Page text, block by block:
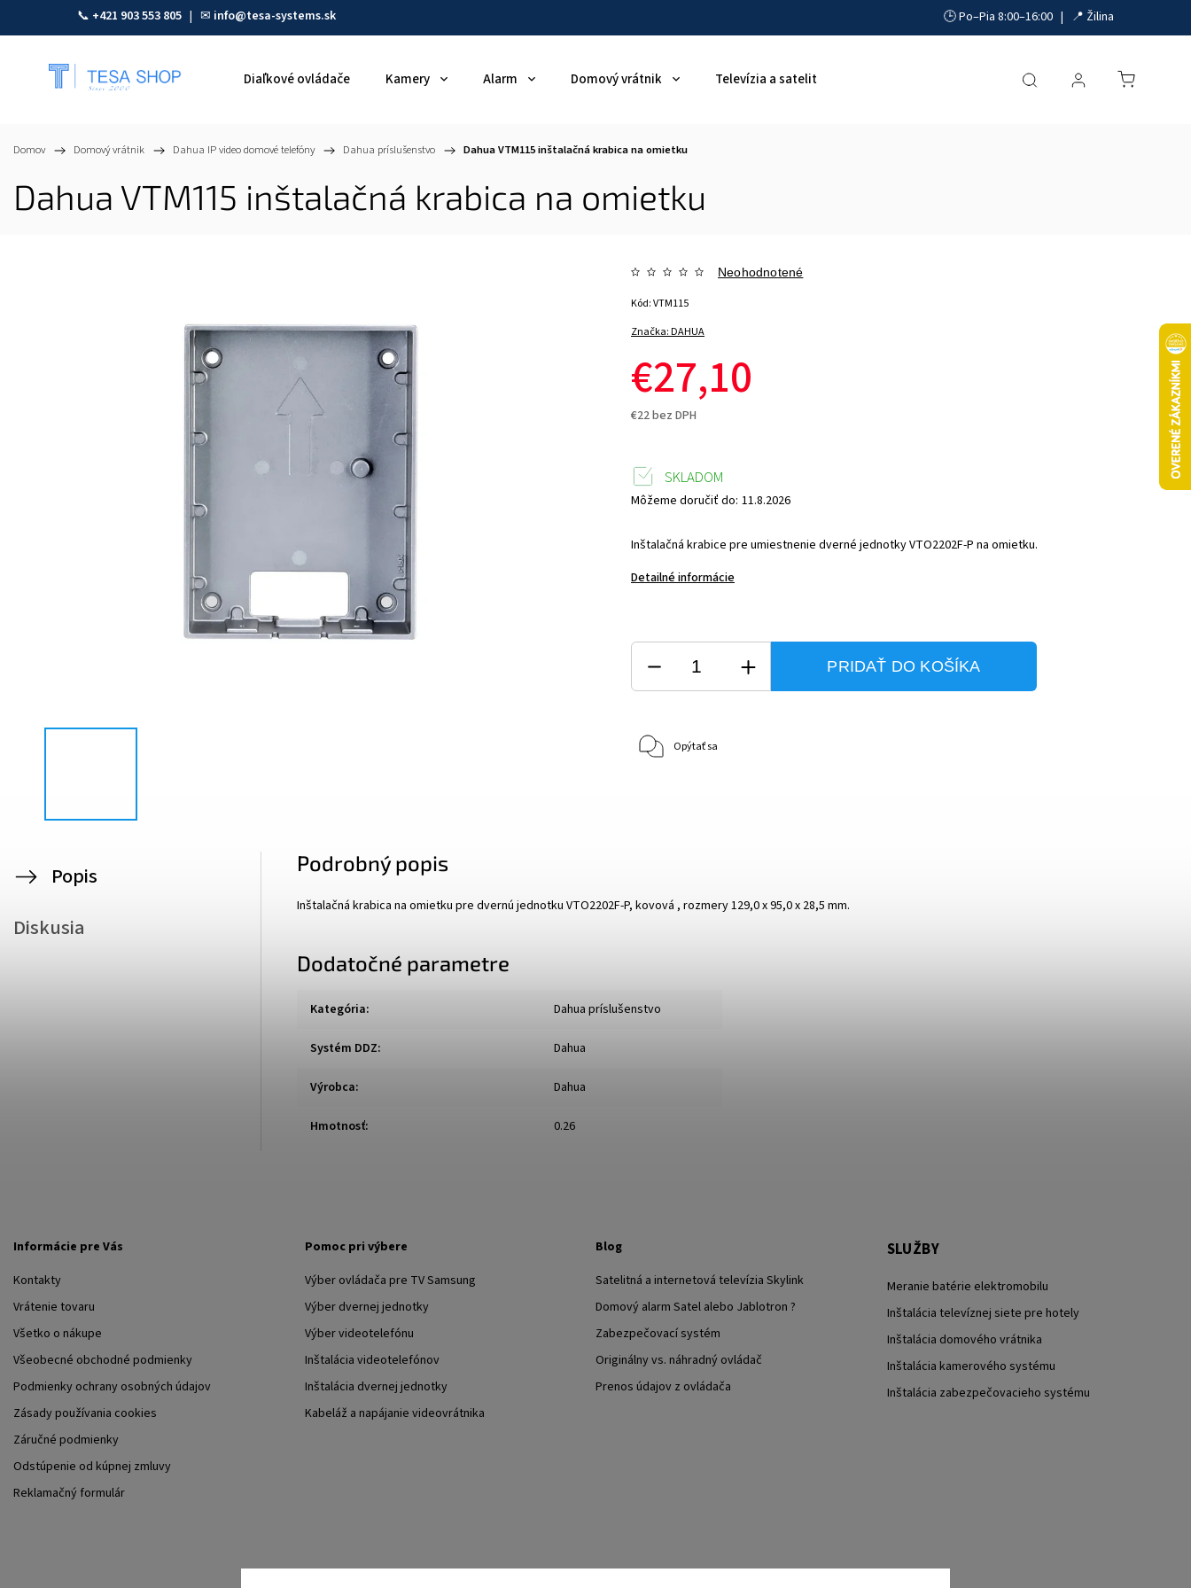
📞 +421 903 553 805 | ✉ info@tesa-systems.sk 🕒 Po–Pia 8:00–16:00 | 📍 Žilina
Diaľkové ovládače Kamery Alarm Domový vrátnik Televízia a satelit Akumulátory, UPS a zdroje Parkovacie systémy
Domov / Domový vrátnik / Dahua IP video domové telefóny / Dahua príslušenstvo / Dahua VTM115 inštalačná krabica na omietku
Dahua VTM115 inštalačná krabica na omietku
Značka:DAHUA
Neohodnotené
€27,10
€22 bez DPH
Kód:VTM115
Inštalačná krabice pre umiestnenie dverné jednotky VTO2202F-P na omietku.
Detailné informácie
SKLADOM
Môžeme doručiť do: 11.8.2026
PRIDAŤ DO KOŠÍKA
Opýtať sa
Popis
Diskusia
Podrobný popis
Inštalačná krabica na omietku pre dvernú jednotku VTO2202F-P, kovová , rozmery 129,0 x 95,0 x 28,5 mm.
Dodatočné parametre
Kategória: Dahua príslušenstvo
Systém DDZ: Dahua
Výrobca: Dahua
Hmotnosť: 0.26
Informácie pre Vás
Kontakty
Vrátenie tovaru
Všetko o nákupe
Všeobecné obchodné podmienky
Podmienky ochrany osobných údajov
Zásady používania cookies
Záručné podmienky
Odstúpenie od kúpnej zmluvy
Reklamačný formulár
Pomoc pri výbere
Výber ovládača pre TV Samsung
Výber dvernej jednotky
Výber videotelefónu
Inštalácia videotelefónov
Inštalácia dvernej jednotky
Kabeláž a napájanie videovrátnika
Blog
Satelitná a internetová televízia Skylink
Domový alarm Satel alebo Jablotron ?
Zabezpečovací systém
Originálny vs. náhradný ovládač
Prenos údajov z ovládača
SLUŽBY
Meranie batérie elektromobilu
Inštalácia televíznej siete pre hotely
Inštalácia domového vrátnika
Inštalácia kamerového systému
Inštalácia zabezpečovacieho systému